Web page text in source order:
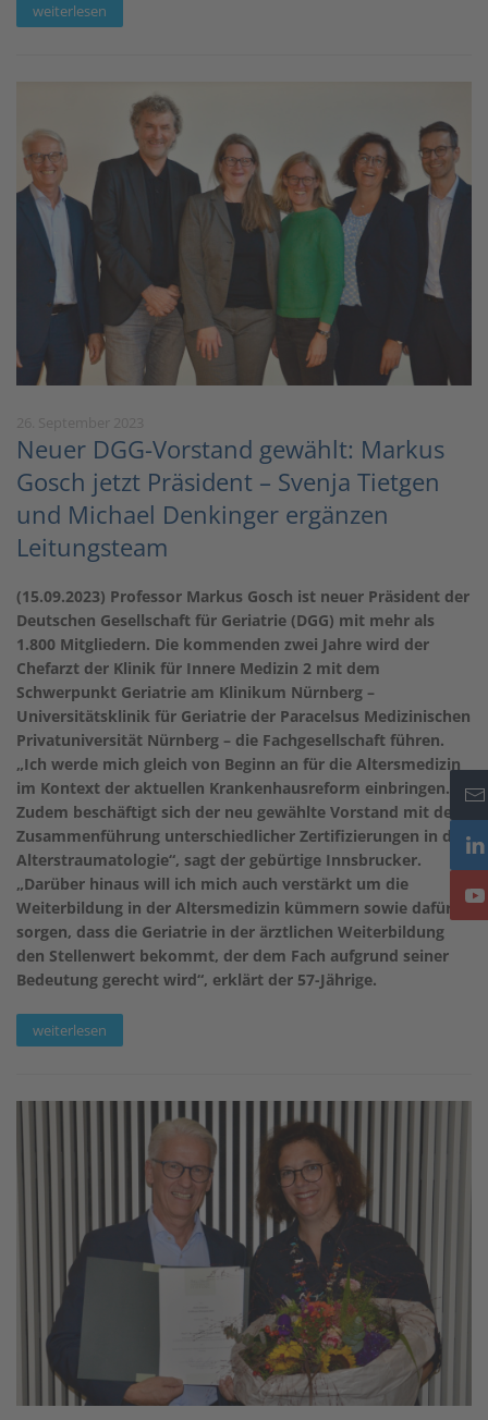
weiterlesen
Neuer DGG-Vorstand gewählt: Markus
Gosch jetzt Präsident – Svenja Tietgen
und Michael Denkinger ergänzen
Leitungsteam
(15.09.2023) Professor Markus Gosch ist neuer Präsident der
Deutschen Gesellschaft für Geriatrie (DGG) mit mehr als
1.800 Mitgliedern. Die kommenden zwei Jahre wird der
Chefarzt der Klinik für Innere Medizin 2 mit dem
Schwerpunkt Geriatrie am Klinikum Nürnberg –
Universitätsklinik für Geriatrie der Paracelsus Medizinischen
Privatuniversität Nürnberg – die Fachgesellschaft führen.
„Ich werde mich gleich von Beginn an für die Altersmedizin
im Kontext der aktuellen Krankenhausreform einbringen.
Zudem beschäftigt sich der neu gewählte Vorstand mit der
Zusammenführung unterschiedlicher Zertifizierungen in der
Alterstraumatologie“, sagt der gebürtige Innsbrucker.
„Darüber hinaus will ich mich auch verstärkt um die
Weiterbildung in der Altersmedizin kümmern sowie dafür
sorgen, dass die Geriatrie in der ärztlichen Weiterbildung
den Stellenwert bekommt, der dem Fach aufgrund seiner
Bedeutung gerecht wird“, erklärt der 57-Jährige.
weiterlesen